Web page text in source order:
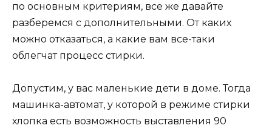
по основным критериям, все же давайте
разберемся с дополнительными. От каких
можно отказаться, а какие вам все-таки
облегчат процесс стирки.
Допустим, у вас маленькие дети в доме. Тогда
машинка-автомат, у которой в режиме стирки
хлопка есть возможность выставления 90